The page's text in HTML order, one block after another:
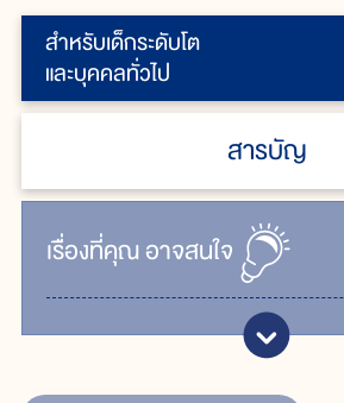
สำหรับเด็กระดับโต
และบุคคลทั่วไป
สารบัญ
เรื่ิองที่คุณอาจสนใจ